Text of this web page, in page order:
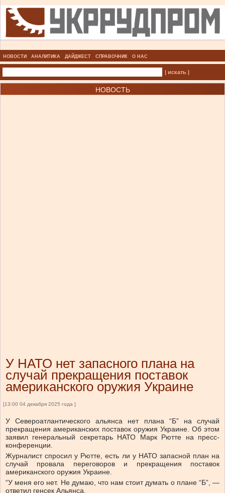
НОВОСТИ АНАЛИТИКА ДАЙДЖЕСТ СПРАВОЧНИК О НАС
| искать |
НОВОСТЬ
У НАТО нет запасного плана на
случай прекращения поставок
американского оружия Украине
[13:00 04 декабря 2025 года ]
У Североатлантического альянса нет плана “Б” на случай
прекращения американских поставок оружия Украине. Об этом
заявил генеральный секретарь НАТО Марк Рютте на пресс-
конференции.
Журналист спросил у Рютте, есть ли у НАТО запасной план на
случай провала переговоров и прекращения поставок
американского оружия Украине.
“У меня его нет. Не думаю, что нам стоит думать о плане “Б”, —
ответил генсек Альянса.